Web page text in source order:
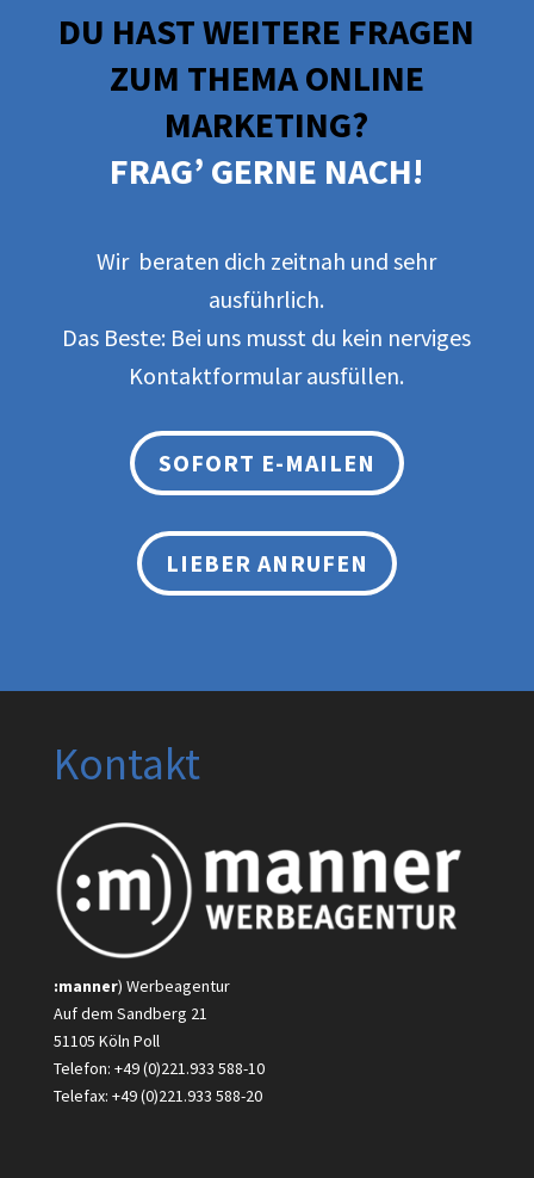
DU HAST WEITERE FRAGEN
ZUM THEMA ONLINE
MARKETING?
FRAG’ GERNE NACH!
Wir beraten dich zeitnah und sehr
ausführlich.
Das Beste: Bei uns musst du kein nerviges
Kontaktformular ausfüllen.
SOFORT E-MAILEN
LIEBER ANRUFEN
Kontakt
:manner) Werbeagentur
Auf dem Sandberg 21
51105 Köln Poll
Telefon: +49 (0)221.933 588-10
Telefax: +49 (0)221.933 588-20